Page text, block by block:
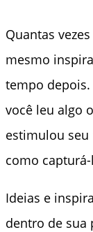
Quantas
mesmo
tempo depois.
você leu algo
estimulou seu
como
Ideias e
dentro de sua